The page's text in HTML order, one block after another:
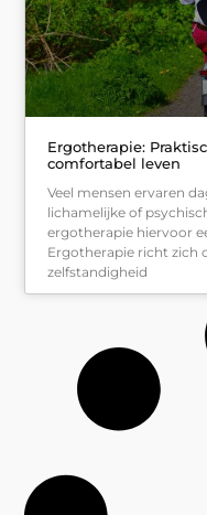
Ergotherapie:
comfortabel leven
Veel mensen ervaren
lichamelijke of
ergotherapie hiervoor
Ergotherapie richt zich
zelfstandigheid